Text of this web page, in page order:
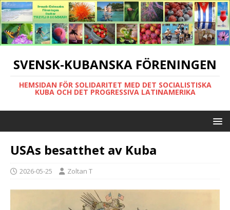
SVENSK-KUBANSKA FÖRENINGEN
HEMSIDAN FÖR SOLIDARITET MED DET SOCIALISTISKA
KUBA OCH DET PROGRESSIVA LATINAMERIKA
USAs besatthet av Kuba
2026-05-25 Zoltan T